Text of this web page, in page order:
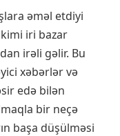
əməl etdiyi
kimi iri bazar
irəli gəlir. Bu
xəbərlər və
edə bilən
bir neçə
başa düşülməsi